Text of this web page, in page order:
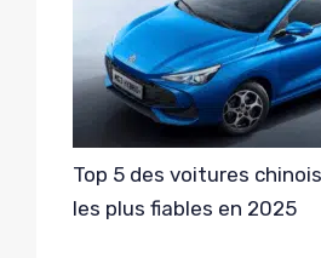
Top 5 des voitures
les plus fiables en 2025